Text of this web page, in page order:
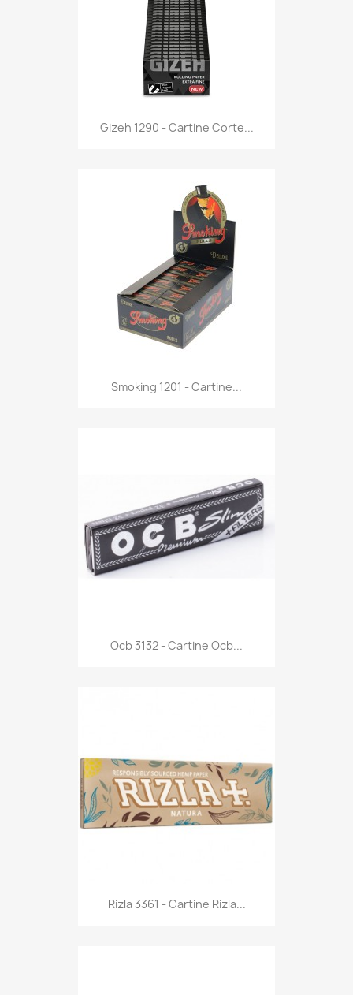
Anteprima
Gizeh 1290 - Cartine Corte...
Anteprima
Smoking 1201 - Cartine...
Anteprima
Ocb 3132 - Cartine Ocb...
Anteprima
Rizla 3361 - Cartine Rizla...